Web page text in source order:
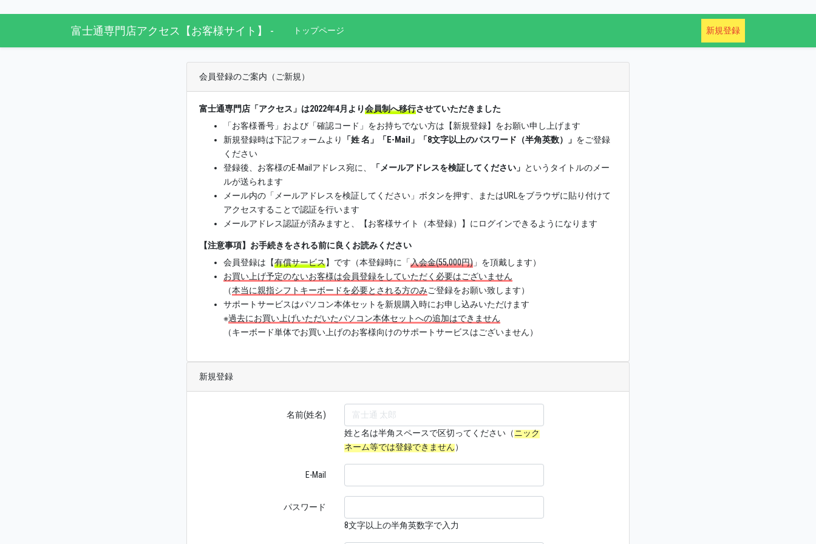
富士通専門店アクセス【お客様サイト】 - トップページ 新規登録
会員登録のご案内（ご新規）
富士通専門店「アクセス」は2022年4月より会員制へ移行させていただきました
「お客様番号」および「確認コード」をお持ちでない方は【新規登録】をお願い申し上げます
新規登録時は下記フォームより
「姓 名」「E-Mail」「8文字以上のパスワード（半角英数）」 をご登録
ください
登録後、お客様のE-Mailアドレス宛に、
「メールアドレスを検証してください」 というタイトルのメー
ルが送られます
メール内の「メールアドレスを検証してください」ボタンを押す、またはURLをブラウザに貼り付けて
アクセスすることで認証を行います
メールアドレス認証が済みますと、【お客様サイト（本登録）】にログインできるようになります
【注意事項】お手続きをされる前に良くお読みください
会員登録は【有償サービス】です（本登録時に「入会金(55,000円) 」を頂戴します）
お買い上げ予定のないお客様は会員登録をしていただく必要はございません
（本当に親指シフトキーボードを必要とされる方のみご登録をお願い致します）
サポートサービスはパソコン本体セットを新規購入時にお申し込みいただけます
※過去にお買い上げいただいたパソコン本体セットへの追加はできません
（キーボード単体でお買い上げのお客様向けのサポートサービスはございません）
新規登録
名前(姓名)
姓と名は半角スペースで区切ってください（ニック
ネーム等では登録できません）
E-Mail
パスワード
8文字以上の半角英数字で入力